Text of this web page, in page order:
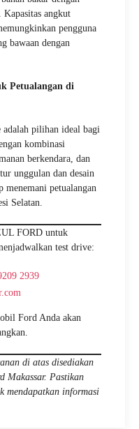
angkut
pengguna
bawaan dengan
Petualangan di
pilihan ideal bagi
kombinasi
berkendara, dan
unggulan dan desain
menemani petualangan
Selatan.
FORD untuk
test drive:
2939
Ford Anda akan
di atas disediakan
Makassar. Pastikan
mendapatkan informasi